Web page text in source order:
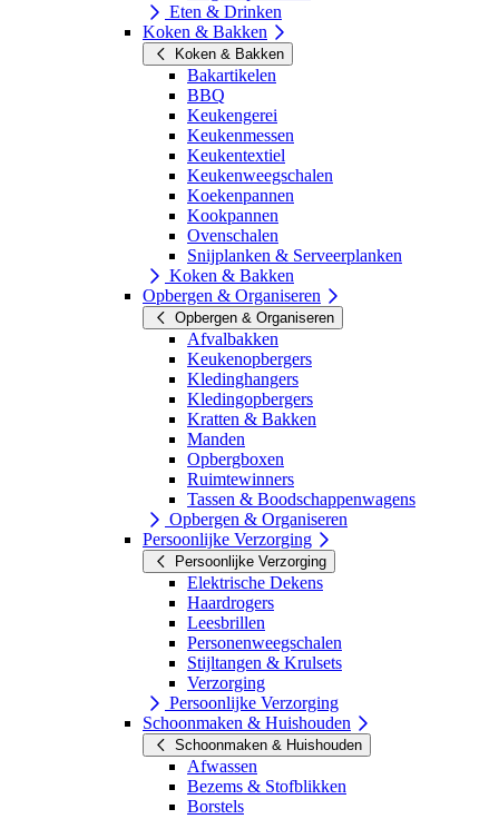
Eten & Drinken
Koken & Bakken
Koken & Bakken
Bakartikelen
BBQ
Keukengerei
Keukenmessen
Keukentextiel
Keukenweegschalen
Koekenpannen
Kookpannen
Ovenschalen
Snijplanken & Serveerplanken
Koken & Bakken
Opbergen & Organiseren
Opbergen & Organiseren
Afvalbakken
Keukenopbergers
Kledinghangers
Kledingopbergers
Kratten & Bakken
Manden
Opbergboxen
Ruimtewinners
Tassen & Boodschappenwagens
Opbergen & Organiseren
Persoonlijke Verzorging
Persoonlijke Verzorging
Elektrische Dekens
Haardrogers
Leesbrillen
Personenweegschalen
Stijltangen & Krulsets
Verzorging
Persoonlijke Verzorging
Schoonmaken & Huishouden
Schoonmaken & Huishouden
Afwassen
Bezems & Stofblikken
Borstels